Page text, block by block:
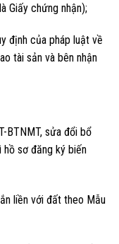
Giấy chứng nhận);
định của pháp luật về
tài sản và bên nhận
BTNMT, sửa đổi bổ
sơ đăng ký biến
liền với đất theo Mẫu